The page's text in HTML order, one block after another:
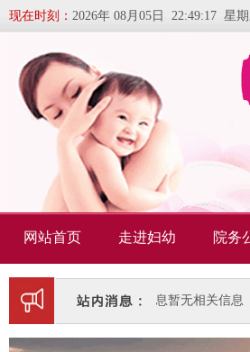
现在时刻： 2026年 08月05日 22:49:18 星
网站首页 走进妇幼 院务
暂无相关信息暂